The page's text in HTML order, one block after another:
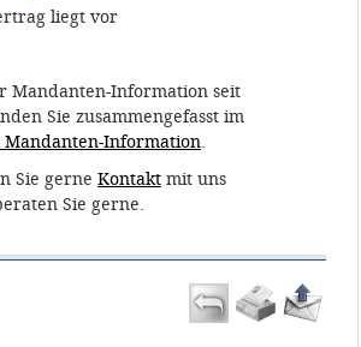
liegt vor
Mandanten-Information seit
Sie zusammengefasst im
Information.
Sie gerne Kontaktmit uns
Sie gerne.